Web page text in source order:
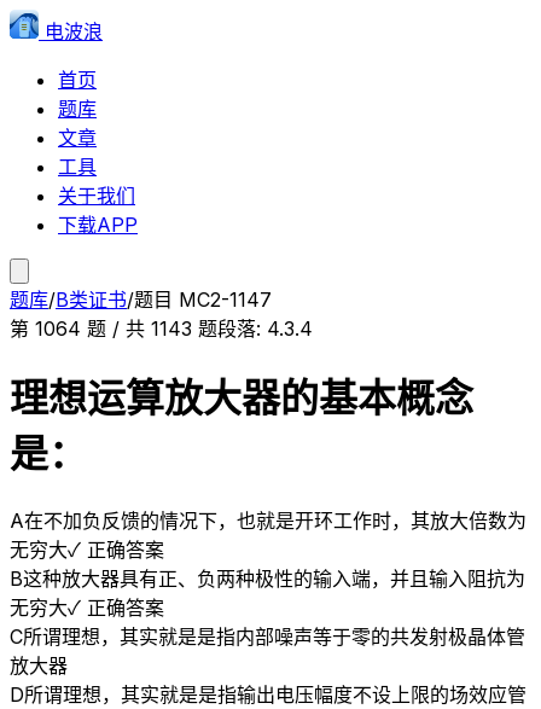
电波浪
首页
题库
文章
工具
关于我们
下载APP
题库/B类证书/题目 MC2-1147
第 1064 题 / 共 1143 题段落: 4.3.4
理想运算放大器的基本概念
是：
A在不加负反馈的情况下，也就是开环工作时，其放大倍数为
无穷大✓ 正确答案
B这种放大器具有正、负两种极性的输入端，并且输入阻抗为
无穷大✓ 正确答案
C所谓理想，其实就是是指内部噪声等于零的共发射极晶体管
放大器
D所谓理想，其实就是是指输出电压幅度不设上限的场效应管